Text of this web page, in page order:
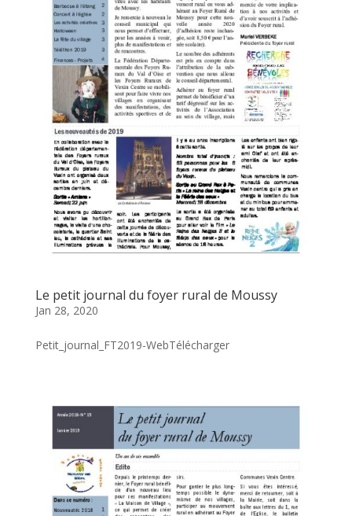
Le petit journal du foyer rural de Moussy
Jan 28, 2020
Petit_journal_FT2019-WebTélécharger